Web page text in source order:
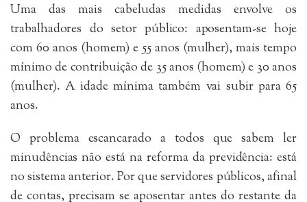
Uma das mais cabeludas medidas envolve os
trabalhadores do setor público: aposentam-se hoje
com 60 anos (homem) e 55 anos (mulher), mais tempo
mínimo de contribuição de 35 anos (homem) e 30 anos
(mulher). A idade mínima também vai subir para 65
anos.
O problema escancarado a todos que sabem ler
minudências não está na reforma da previdência: está
no sistema anterior. Por que servidores públicos, afinal
de contas, precisam se aposentar antes do restante da